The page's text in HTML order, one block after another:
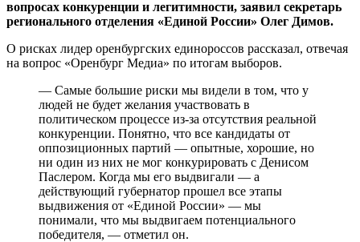
вопросах конкуренции и легитимности, заявил секретарь
регионального отделения «Единой России» Олег Димов.
О рисках лидер оренбургских единороссов рассказал, отвечая
на вопрос «Оренбург Медиа» по итогам выборов.
— Самые большие риски мы видели в том, что у
людей не будет желания участвовать в
политическом процессе из-за отсутствия реальной
конкуренции. Понятно, что все кандидаты от
оппозиционных партий — опытные, хорошие, но
ни один из них не мог конкурировать с Денисом
Паслером. Когда мы его выдвигали — а
действующий губернатор прошел все этапы
выдвижения от «Единой России» — мы
понимали, что мы выдвигаем потенциального
победителя, — отметил он.